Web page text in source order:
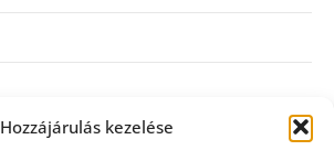
Hozzájárulás kezelése